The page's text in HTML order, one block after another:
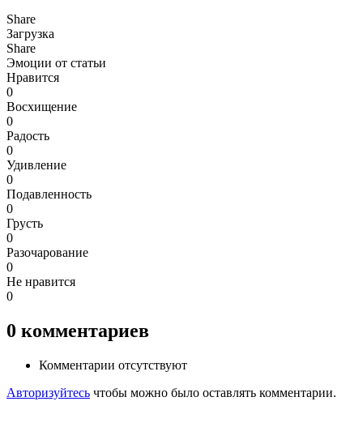
Share
Загрузка
Share
Эмоции от статьи
Нравится
0
Восхищение
0
Радость
0
Удивление
0
Подавленность
0
Грусть
0
Разочарование
0
Не нравится
0
0 комментариев
Комментарии отсутствуют
Авторизуйтесь чтобы можно было оставлять комментарии.